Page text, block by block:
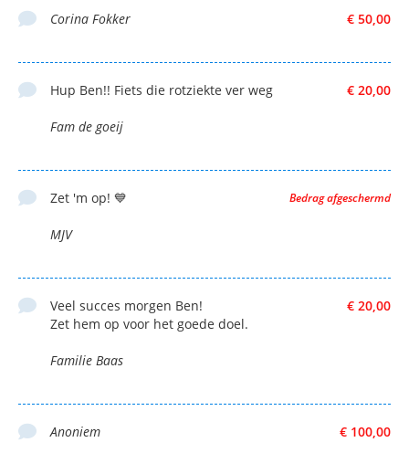
€ 50,00
Corina Fokker
€ 20,00
Hup Ben!! Fiets die rotziekte ver weg
Fam de goeij
Bedrag afgeschermd
Zet 'm op! 💙
MJV
€ 20,00
Veel succes morgen Ben!
Zet hem op voor het goede doel.
Familie Baas
€ 100,00
Anoniem